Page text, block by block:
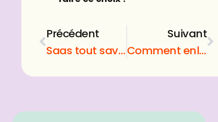
Précédent
Saas tout savoir : Qu’est-ce que le SAAS ?
Suivant
Comment enlever un poil incarné